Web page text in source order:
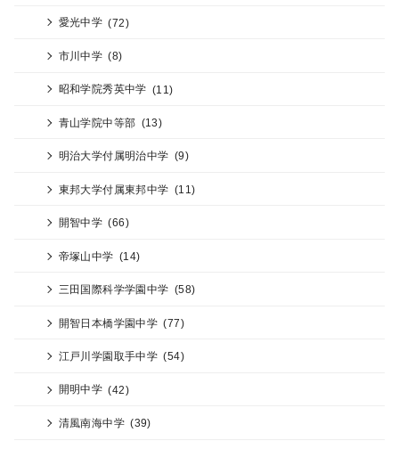
愛光中学 (72)
市川中学 (8)
昭和学院秀英中学 (11)
青山学院中等部 (13)
明治大学付属明治中学 (9)
東邦大学付属東邦中学 (11)
開智中学 (66)
帝塚山中学 (14)
三田国際科学学園中学 (58)
開智日本橋学園中学 (77)
江戸川学園取手中学 (54)
開明中学 (42)
清風南海中学 (39)